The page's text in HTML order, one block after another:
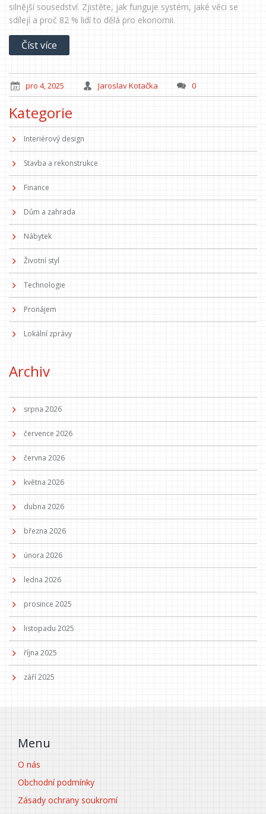
silnější sousedství. Zjistěte, jak funguje systém, jaké věci se
sdílejí a proč 82 % lidí to dělá pro ekonomii.
Číst více
pro 4, 2025 Jaroslav Kotačka 0
Kategorie
Interiérový design
Stavba a rekonstrukce
Finance
Dům a zahrada
Nábytek
Životní styl
Technologie
Pronájem
Lokální zprávy
Archiv
srpna 2026
července 2026
června 2026
května 2026
dubna 2026
března 2026
února 2026
ledna 2026
prosince 2025
listopadu 2025
října 2025
září 2025
Menu
O nás
Obchodní podmínky
Zásady ochrany soukromí